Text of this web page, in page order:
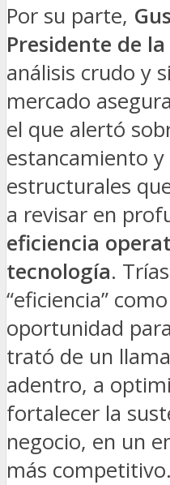
Por su parte,
Presidente de la
análisis crudo y
mercado
el que alertó
estancamiento
estructurales
a revisar en
eficiencia
tecnología.
“eficiencia”
oportunidad
trató de un
adentro, a
fortalecer la
negocio, en un
más competitivo.